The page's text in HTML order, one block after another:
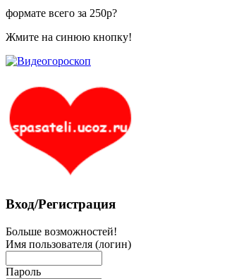
формате всего за 250р?
Жмите на синюю кнопку!
Вход/Регистрация
Больше возможностей!
Имя пользователя (логин)
Пароль